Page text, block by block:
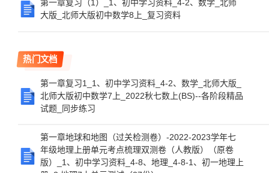
第一章复习（1）_1、初中学习资料_4-2、数学_北师
大版_北师大版初中数学8上_复习资料
热门文档
第一章复习1_1、初中学习资料_4-2、数学_北师大版_
北师大版初中数学7上_2022秋七数上(BS)--各阶段精品
试题_同步练习
第一章地球和地图（过关检测卷）-2022-2023学年七
年级地理上册单元考点梳理双测卷（人教版）（原卷
版）_1、初中学习资料_4-8、地理_4-8-1、初一地理上